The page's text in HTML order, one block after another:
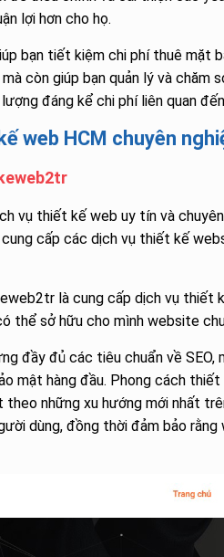
lợi hơn cho họ.
bạn tiết kiệm chi phí thuê mặt
còn giúp bạn quản lý và chăm
đáng kể chi phí liên quan
web HCM chuyên
vụ thiết kế web uy tín và
cấp các dịch vụ thiết kế
là cung cấp dịch vụ thiết
thể sở hữu cho mình website
đầy đủ các tiêu chuẩn về SEO,
mật hàng đầu. Phong cách
theo những xu hướng mới nhất
dùng, đồng thời đảm bảo